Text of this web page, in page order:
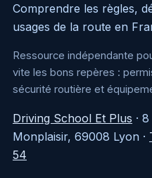
Comprendre les règles,
usages de la route en
Ressource indépendante
vite les bons repères :
sécurité routière et
Driving School Et Plus · 8
Monplaisir, 69008 Lyon ·
54